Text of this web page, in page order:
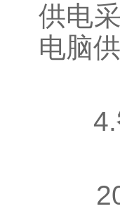
供电
电脑
4.